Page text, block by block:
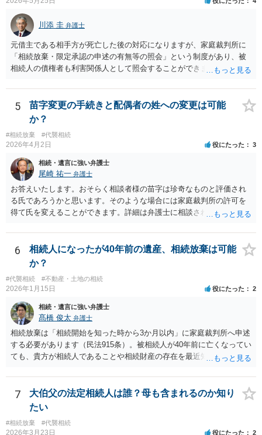
籍類をもって、お近くの弁護士に相談されることをお勧めします。
川添 圭 弁護士
元借主である相手方が死亡した後の対応になりますが、家庭裁判所に
「相続放棄・限定承認の申述の有無等の照会」という制度があり、被
相続人の債権者も利害関係人として照会することができます。照会を
して被相続人の最後の住所地を管轄する家庭裁判所）となります。照
会申請者の本人確認資料のほか、被相続人の相続関係の戸籍謄本類や
債権の存在を示す証拠資料などが必要になります。裁判所ウェブサイ
トで案内されていることが多いので、管轄裁判所のホームページを確
認してみてください。
5
苗字変更の手続きと配偶者の姓への変更は可能
か？
#相続放棄 #代襲相続
2026年4月2日 役にたった 3
相続・遺言に強い弁護士
尾崎 祐一 弁護士
お答えいたします。おそらく相談者様の苗字は珍奇なものと評価され
る氏であろうかと思います。そのような場合には家庭裁判所の許可を
得て氏を変えることができます。詳細は弁護士に相談されるのが宜し
6
相続人になったが40年前の遺産、相続放棄は可能
か？
#代襲相続 #不動産・土地の相続
2026年1月15日 役にたった 2
相続・遺言に強い弁護士
髙橋 俊太 弁護士
相続放棄は「相続開始を知った時から3か月以内」に家庭裁判所へ申述
する必要があります（民法915条）。被相続人が40年前に亡くなってい
ても、貴方が相続人であることや相続財産の存在を最近知ったのであ
ります。最寄りの弁護士などにまずは相談した方がよいでしょう。
7
大伯父の法定相続人は誰？母も含まれるのか知り
たい
#相続放棄 #代襲相続
2026年3月23日 役にたった 2